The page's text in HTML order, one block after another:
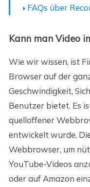
FAQs über
Kann man Video
Wie wir wissen, ist
Browser auf der
Geschwindigkeit,
Benutzer bietet. Es
quelloffener
entwickelt wurde.
Webbrowser, um
YouTube-Videos
oder auf Amazon